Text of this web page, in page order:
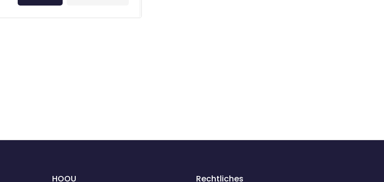
HOOU
Rechtliches